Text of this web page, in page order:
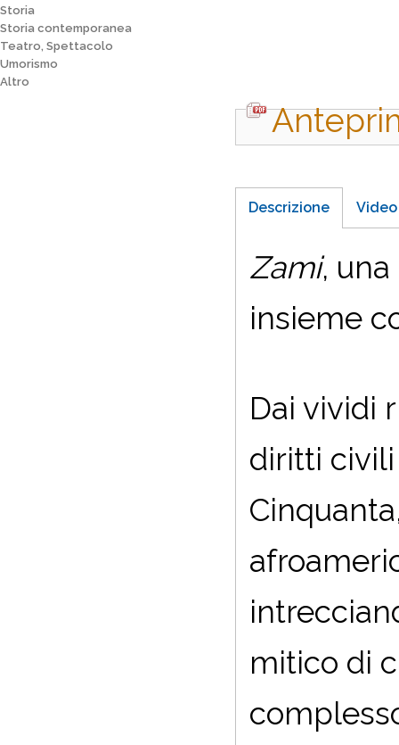
Storia
Storia contemporanea
Teatro, Spettacolo
Umorismo
Altro
Descrizione Video
Zami,
insieme
Dai vividi
diritti
mitico di